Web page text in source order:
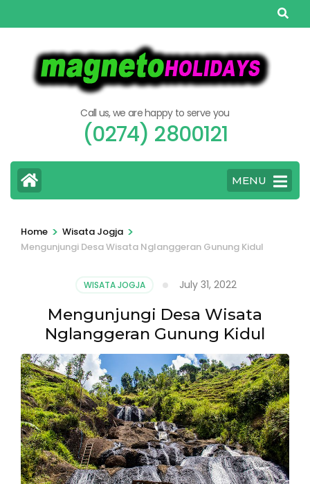
to
content
(Press
Enter)
Call us, we are happy to serve you
(0274) 2800121
MENU
Home > Wisata Jogja >
Mengunjungi Desa Wisata Nglanggeran Gunung Kidul
WISATA JOGJA July 31, 2022
Mengunjungi Desa Wisata
Nglanggeran Gunung Kidul